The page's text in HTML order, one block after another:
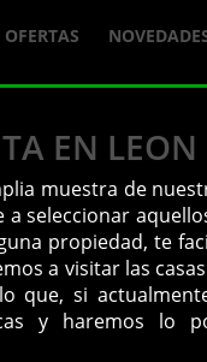
OFERTAS
EN LEON
muestra de
seleccionar
propiedad, te
a visitar las
que, si
y haremos lo